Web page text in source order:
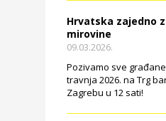
Hrvatska zajedno
mirovine
09.03.2026.
Pozivamo sve
travnja 2026. na Trg
Zagrebu u 12 sati!